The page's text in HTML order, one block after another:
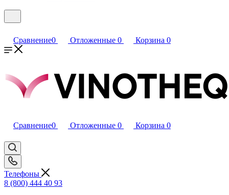
Сравнение0 Отложенные 0 Корзина 0
Сравнение0 Отложенные 0 Корзина 0
Телефоны
8 (800) 444 40 93